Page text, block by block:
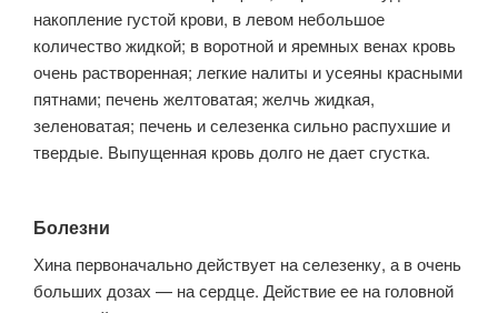
накопление густой крови, в левом небольшое
количество жидкой; в воротной и яремных венах кровь
очень растворенная; легкие налиты и усеяны красными
пятнами; печень желтоватая; желчь жидкая,
зеленоватая; печень и селезенка сильно распухшие и
твердые. Выпущенная кровь долго не дает сгустка.
Болезни
Хина первоначально действует на селезенку, а в очень
больших дозах — на сердце. Действие ее на головной